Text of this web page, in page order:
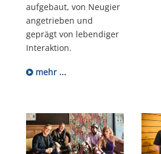
aufgebaut, von Neugier
angetrieben und
geprägt von lebendiger
Interaktion.
mehr ...